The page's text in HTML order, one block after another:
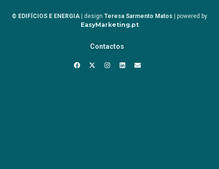
© EDIFÍCIOS E ENERGIA | design Teresa Sarmento Matos | powered by
EasyMarketing.pt
Contactos